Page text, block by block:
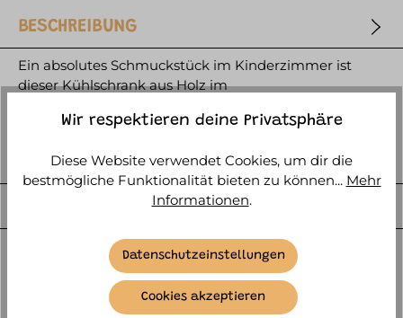
BESCHREIBUNG
Ein absolutes Schmuckstück im Kinderzimmer ist
dieser Kühlschrank aus Holz im
HERSTELLER
WEITERE ARTIKELINFOS
Wir respektieren deine Privatsphäre
Diese Website verwendet Cookies, um dir die
bestmögliche Funktionalität bieten zu können... Mehr
Informationen.
Datenschutzeinstellungen
Cookies akzeptieren